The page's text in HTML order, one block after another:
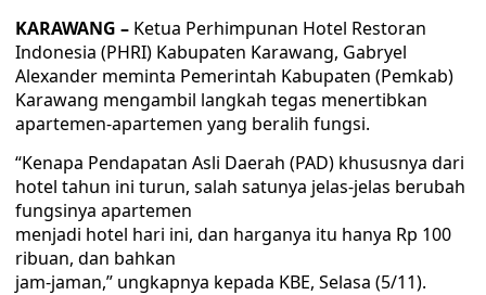
KARAWANG – Ketua Perhimpunan Hotel Restoran
Indonesia (PHRI) Kabupaten Karawang, Gabryel
Alexander meminta Pemerintah Kabupaten (Pemkab)
Karawang mengambil langkah tegas menertibkan
apartemen-apartemen yang beralih fungsi.
“Kenapa Pendapatan Asli Daerah (PAD) khususnya dari
hotel tahun ini turun, salah satunya jelas-jelas berubah
fungsinya apartemen
menjadi hotel hari ini, dan harganya itu hanya Rp 100
ribuan, dan bahkan
jam-jaman,” ungkapnya kepada KBE, Selasa (5/11).